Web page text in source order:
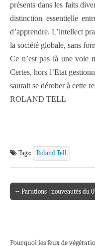
présents dans les faits
distinction essentielle
d’apprendre. L’intellect
la société globale, sans
Ce n’est pas là une voie
Certes, hors l’Etat
saurait se dérober à cette
ROLAND TELL
Tags: Roland Tell
Post navigation
← Parutions : nouveautés du
Pourquoi les feux de